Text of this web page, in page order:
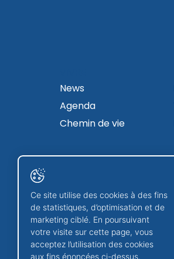
News
Agenda
Chemin de vie
Ce site utilise des cookies à des fins
de statistiques, d’optimisation et de
marketing ciblé. En poursuivant
votre visite sur cette page, vous
acceptez l’utilisation des cookies
aux fins énoncées ci-dessus.